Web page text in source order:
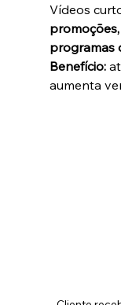
Vídeos
programas
Benefício:
aumenta